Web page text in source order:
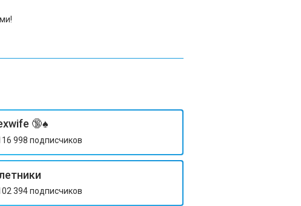
🔞♠️
998 подписчиков
394подписчиков